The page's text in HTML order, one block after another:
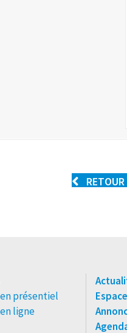
RETOUR
présentiel
ligne